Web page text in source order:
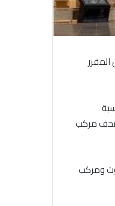
مركب
الملك توت ومركب